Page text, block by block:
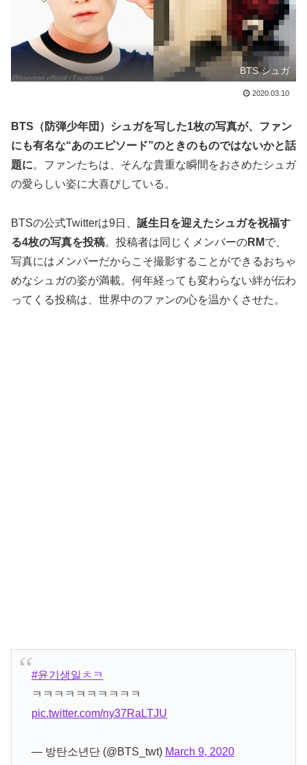
BTS シュガ
2020.03.10
BTS（防弾少年団）シュガを写した1枚の写真が、ファン
にも有名な“あのエピソード”のときのものではないかと話
題に。ファンたちは、そんな貴重な瞬間をおさめたシュガ
の愛らしい姿に大喜びしている。
BTSの公式Twitterは9日、 誕生日を迎えたシュガを祝福す
る4枚の写真を投稿。投稿者は同じくメンバーのRMで、
写真にはメンバーだからこそ撮影することができるおちゃ
めなシュガの姿が満載。何年経っても変わらない絆が伝わ
ってくる投稿は、世界中のファンの心を温かくさせた。
#윤기생일ㅊㅋ
ㅋㅋㅋㅋㅋㅋㅋㅋㅋㅋ
pic.twitter.com/ny37RaLTJU
— 방탄소년단 (@BTS_twt) March 9, 2020